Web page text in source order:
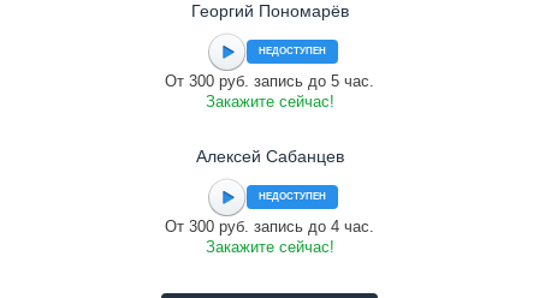
Георгий Пономарёв
НЕДОСТУПЕН
От 300 руб. запись до 5 час.
Закажите сейчас!
Алексей Сабанцев
НЕДОСТУПЕН
От 300 руб. запись до 4 час.
Закажите сейчас!